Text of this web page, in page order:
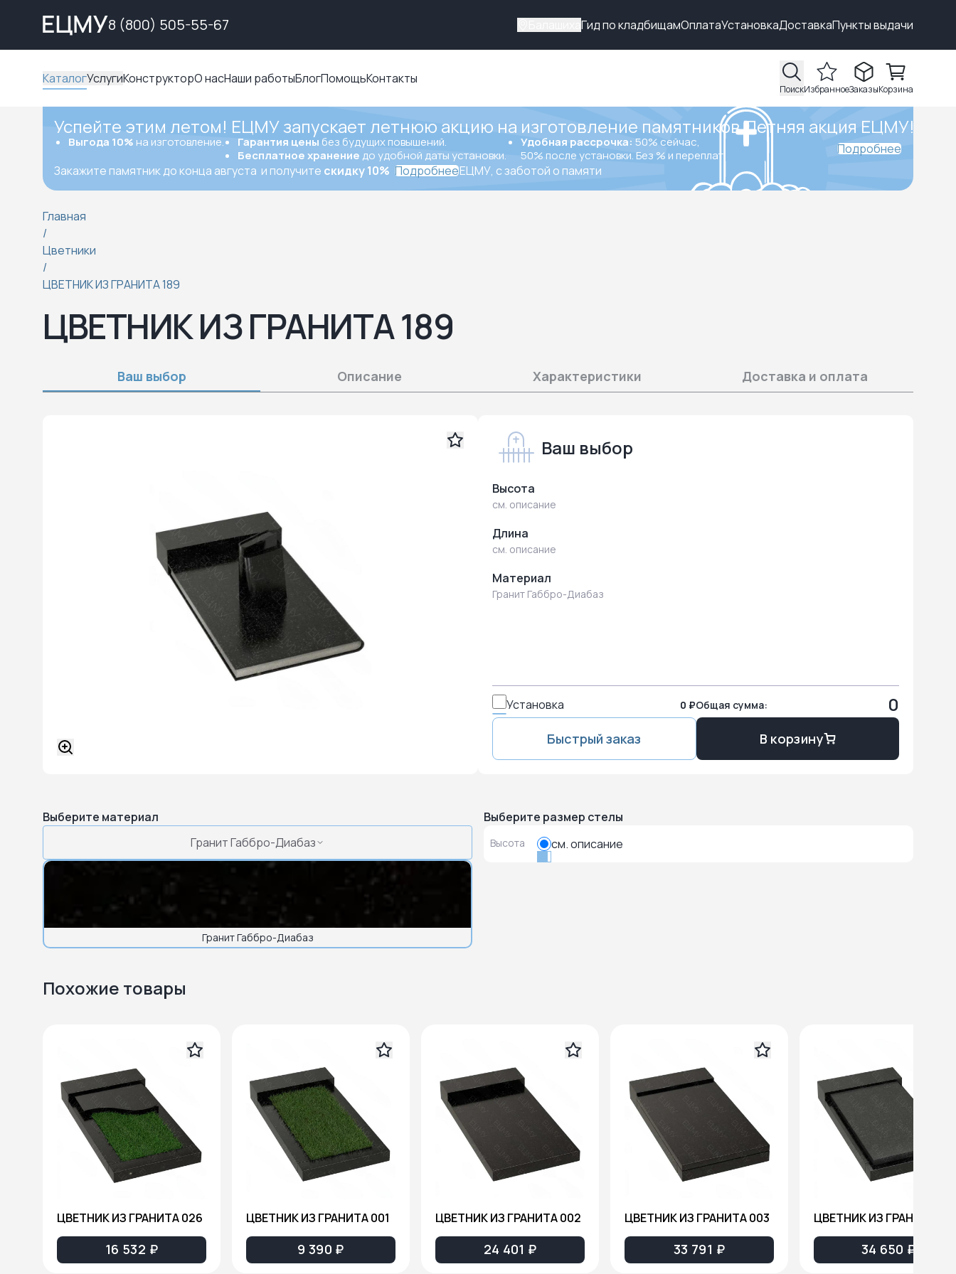
8 (800) 505-55-67 Гид по кладбищамОплатаУстановкаДоставкаПункты выдачи
КаталогУслугиКонструкторО насНаши работыБлогПомощьКонтакты
ПоискИзбранноеЗаказыКорзина
Успейте этим летом! ЕЦМУ запускает летнюю акцию на изготовление памятников.Летняя акция ЕЦМУ!
Выгода 10% на изготовление. Гарантия цены без будущих повышений.
Бесплатное хранение до удобной даты установки.
Удобная рассрочка: 50% сейчас,
50% после установки. Без % и переплат.
Закажите памятник до конца августа и получите скидку 10% ПодробнееЕЦМУ, с заботой о памяти
Подробнее
Главная
/
Цветники
/
ЦВЕТНИК ИЗ ГРАНИТА 189
ЦВЕТНИК ИЗ ГРАНИТА 189
Ваш выбор Описание Характеристики Доставка и оплата
Ваш выбор
Высота
см. описание
Длина
см. описание
Материал
Гранит Габбро-Диабаз
Установка 0 ₽Общая сумма: 0
Быстрый заказ В корзину
Выберите материал
Гранит Габбро-Диабаз
Гранит Габбро-Диабаз
Выберите размер стелы
Высота см. описание
Похожие товары
ЦВЕТНИК ИЗ ГРАНИТА 026
16 532 ₽
ЦВЕТНИК ИЗ ГРАНИТА 001
9 390 ₽
ЦВЕТНИК ИЗ ГРАНИТА 002
24 401 ₽
ЦВЕТНИК ИЗ ГРАНИТА 003
33 791 ₽
ЦВЕТНИК ИЗ ГРАНИТА
34 650 ₽